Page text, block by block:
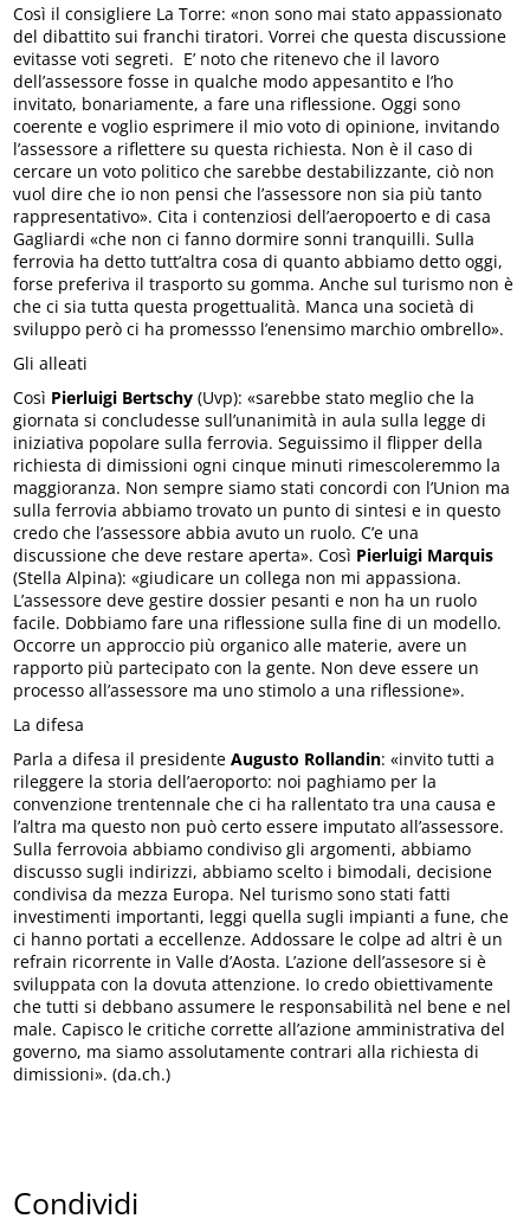
Così il consigliere La Torre: «non sono mai stato appassionato
del dibattito sui franchi tiratori. Vorrei che questa discussione
evitasse voti segreti. E’ noto che ritenevo che il lavoro
dell’assessore fosse in qualche modo appesantito e l’ho
invitato, bonariamente, a fare una riflessione. Oggi sono
coerente e voglio esprimere il mio voto di opinione, invitando
l’assessore a riflettere su questa richiesta. Non è il caso di
cercare un voto politico che sarebbe destabilizzante, ciò non
vuol dire che io non pensi che l’assessore non sia più tanto
rappresentativo». Cita i contenziosi dell’aeropoerto e di casa
Gagliardi «che non ci fanno dormire sonni tranquilli. Sulla
ferrovia ha detto tutt’altra cosa di quanto abbiamo detto oggi,
forse preferiva il trasporto su gomma. Anche sul turismo non è
che ci sia tutta questa progettualità. Manca una società di
sviluppo però ci ha promessso l’enensimo marchio ombrello».
Gli alleati
Così Pierluigi Bertschy (Uvp): «sarebbe stato meglio che la
giornata si concludesse sull’unanimità in aula sulla legge di
iniziativa popolare sulla ferrovia. Seguissimo il flipper della
richiesta di dimissioni ogni cinque minuti rimescoleremmo la
maggioranza. Non sempre siamo stati concordi con l’Union ma
sulla ferrovia abbiamo trovato un punto di sintesi e in questo
credo che l’assessore abbia avuto un ruolo. C’e una
discussione che deve restare aperta». Così Pierluigi Marquis
(Stella Alpina): «giudicare un collega non mi appassiona.
L’assessore deve gestire dossier pesanti e non ha un ruolo
facile. Dobbiamo fare una riflessione sulla fine di un modello.
Occorre un approccio più organico alle materie, avere un
rapporto più partecipato con la gente. Non deve essere un
processo all’assessore ma uno stimolo a una riflessione».
La difesa
Parla a difesa il presidenteAugusto Rollandin: «invito tutti a
rileggere la storia dell’aeroporto: noi paghiamo per la
convenzione trentennale che ci ha rallentato tra una causa e
l’altra ma questo non può certo essere imputato all’assessore.
Sulla ferrovoia abbiamo condiviso gli argomenti, abbiamo
discusso sugli indirizzi, abbiamo scelto i bimodali, decisione
condivisa da mezza Europa. Nel turismo sono stati fatti
investimenti importanti, leggi quella sugli impianti a fune, che
ci hanno portati a eccellenze. Addossare le colpe ad altri è un
refrain ricorrente in Valle d’Aosta. L’azione dell’assesore si è
sviluppata con la dovuta attenzione. Io credo obiettivamente
che tutti si debbano assumere le responsabilità nel bene e nel
male. Capisco le critiche corrette all’azione amministrativa del
governo, ma siamo assolutamente contrari alla richiesta di
dimissioni». (da.ch.)
Condividi